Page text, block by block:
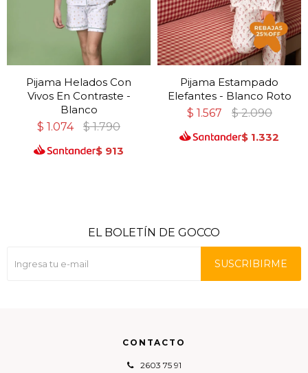
Pijama Helados Con
Vivos En Contraste -
Blanco
$ 1.074 $ 1.790
$ 913
Pijama Estampado
Elefantes - Blanco Roto
$ 1.567 $ 2.090
$ 1.332
CONTACTO
2603 75 91
EL BOLETÍN DE GOCCO
SUSCRIBIRME